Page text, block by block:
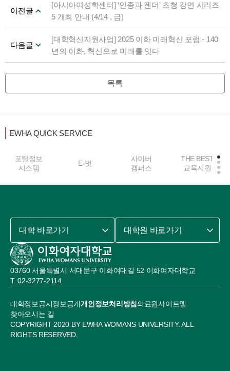
이전글
[아시아여성학센터] ‘인종과 젠더’ 초청 강연 시리즈
5 개최 안내 (4/14 , 금)
다음글
[대학혁신지원사업] 2025 이화 미래혁신 포럼 - 140
년의 이화, 혁신으로 미래를 잇다
목록
EWHA QUICK SERVICE
포탈정보
시스템
E-벗
사이버
캠퍼스
THE BEST
교육지원
대학정보공시정보공개개인정보처리방침의료원사이트맵
찾아오시는 길
03760 서울특별시 서대문구 이화여대길 52 이화여자대학교
02-3277-2114
대학 바로가기 대학원 바로가기
COPYRIGHT 2020 BY EWHA WOMANS UNIVERSITY. ALL
RIGHTS RESERVED.